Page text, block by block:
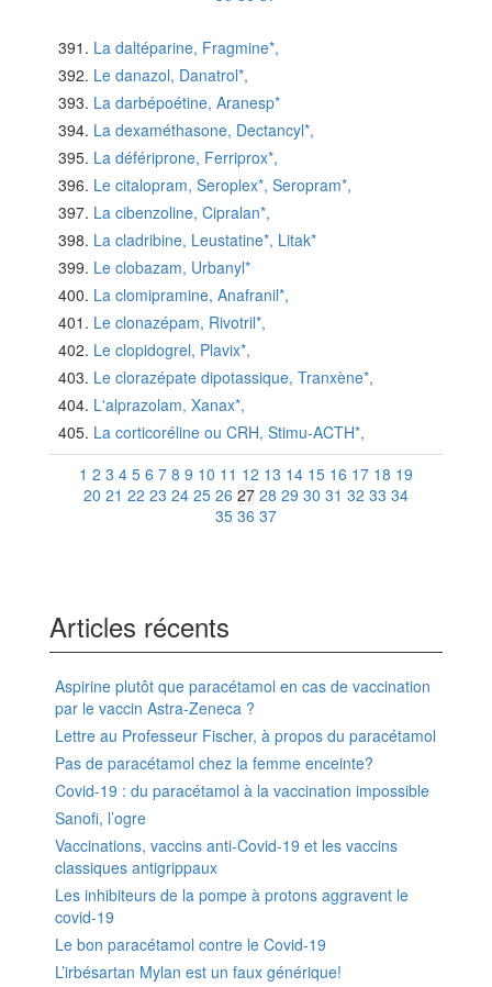
La daltéparine, Fragmine*,
Le danazol, Danatrol*,
La darbépoétine, Aranesp*
La dexaméthasone, Dectancyl*,
La défériprone, Ferriprox*,
Le citalopram, Seroplex*, Seropram*,
La cibenzoline, Cipralan*,
La cladribine, Leustatine*, Litak*
Le clobazam, Urbanyl*
La clomipramine, Anafranil*,
Le clonazépam, Rivotril*,
Le clopidogrel, Plavix*,
Le clorazépate dipotassique, Tranxène*,
L'alprazolam, Xanax*,
La corticoréline ou CRH, Stimu-ACTH*,
1 2 3 4 5 6 7 8 9 10 11 12 13 14 15 16 17 18 19
20 21 22 23 24 25 26 27 28 29 30 31 32 33 34
35 36 37
Articles récents
Aspirine plutôt que paracétamol en cas de vaccination
par le vaccin Astra-Zeneca ?
Lettre au Professeur Fischer, à propos du paracétamol
Pas de paracétamol chez la femme enceinte?
Covid-19 : du paracétamol à la vaccination impossible
Sanofi, l’ogre
Vaccinations, vaccins anti-Covid-19 et les vaccins
classiques antigrippaux
Les inhibiteurs de la pompe à protons aggravent le
covid-19
Le bon paracétamol contre le Covid-19
L’irbésartan Mylan est un faux générique!